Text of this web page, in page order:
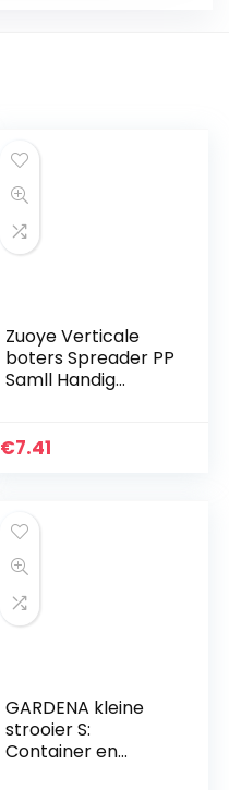
Zuoye Verticale
boters Spreader PP
Samll Handig
Gemakkelijk
€7.41
GARDENA kleine
strooier S:
Container en